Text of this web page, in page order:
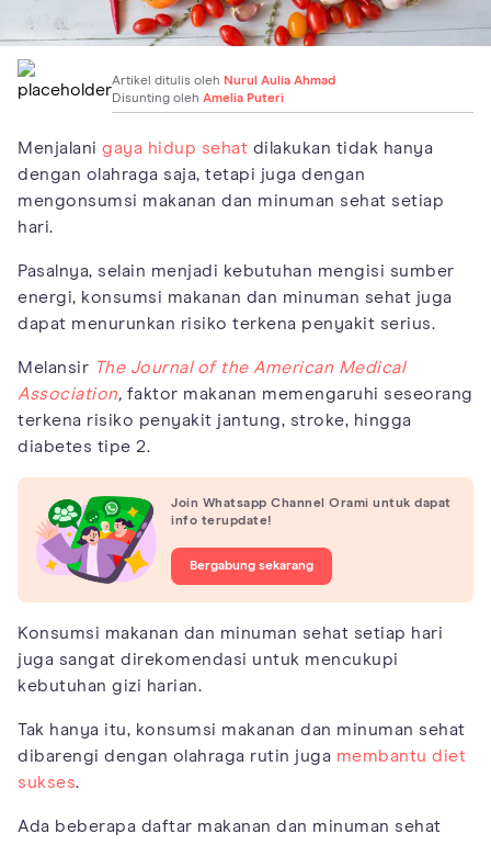
Artikel ditulis oleh Nurul Aulia Ahmad
Disunting oleh Amelia Puteri
Menjalani gaya hidup sehat dilakukan tidak hanya
dengan olahraga saja, tetapi juga dengan
mengonsumsi makanan dan minuman sehat setiap
hari.
Pasalnya, selain menjadi kebutuhan mengisi sumber
energi, konsumsi makanan dan minuman sehat juga
dapat menurunkan risiko terkena penyakit serius.
Melansir The Journal of the American Medical
Association, faktor makanan memengaruhi seseorang
terkena risiko penyakit jantung, stroke, hingga
diabetes tipe 2.
Join Whatsapp Channel Orami untuk dapat
info terupdate!
Bergabung sekarang
Konsumsi makanan dan minuman sehat setiap hari
juga sangat direkomendasi untuk mencukupi
kebutuhan gizi harian.
Tak hanya itu, konsumsi makanan dan minuman sehat
dibarengi dengan olahraga rutin juga membantu diet
sukses.
Ada beberapa daftar makanan dan minuman sehat